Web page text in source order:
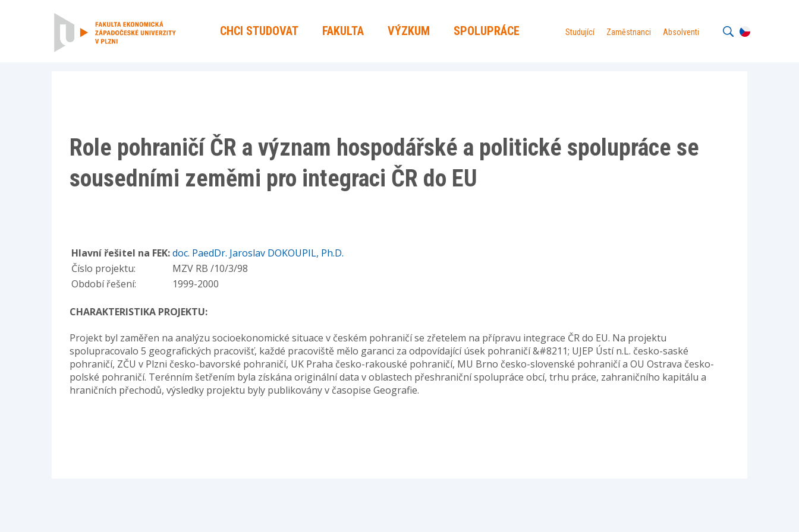
CHCI STUDOVAT FAKULTA VÝZKUM SPOLUPRÁCE Studující Zaměstnanci Absolventi
Role pohraničí ČR a význam hospodářské a politické spolupráce se
sousedními zeměmi pro integraci ČR do EU
Hlavní řešitel na FEK:doc. PaedDr. Jaroslav DOKOUPIL, Ph.D.
Číslo projektu:
MZV RB /10/3/98
Období řešení:
1999-2000
CHARAKTERISTIKA PROJEKTU:
Projekt byl zaměřen na analýzu socioekonomické situace v českém pohraničí se zřetelem na přípravu integrace ČR do EU. Na projektu
spolupracovalo 5 geografických pracovišť, každé pracoviště mělo garanci za odpovídající úsek pohraničí &#8211; UJEP Ústí n.L. česko-saské
pohraničí, ZČU v Plzni česko-bavorské pohraničí, UK Praha česko-rakouské pohraničí, MU Brno česko-slovenské pohraničí a OU Ostrava česko-
polské pohraničí. Terénním šetřením byla získána originální data v oblastech přeshraniční spolupráce obcí, trhu práce, zahraničního kapitálu a
hraničních přechodů, výsledky projektu byly publikovány v časopise Geografie.